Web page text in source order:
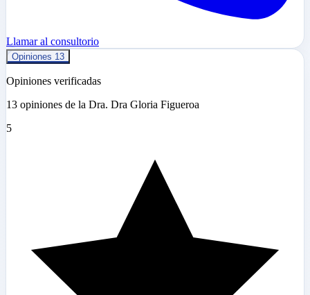
Llamar al consultorio
Opiniones 13
Opiniones verificadas
13 opiniones de la Dra. Dra Gloria Figueroa
5